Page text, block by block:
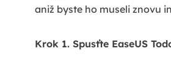
aniž byste ho museli znovu
Krok 1. Spusťte EaseUS